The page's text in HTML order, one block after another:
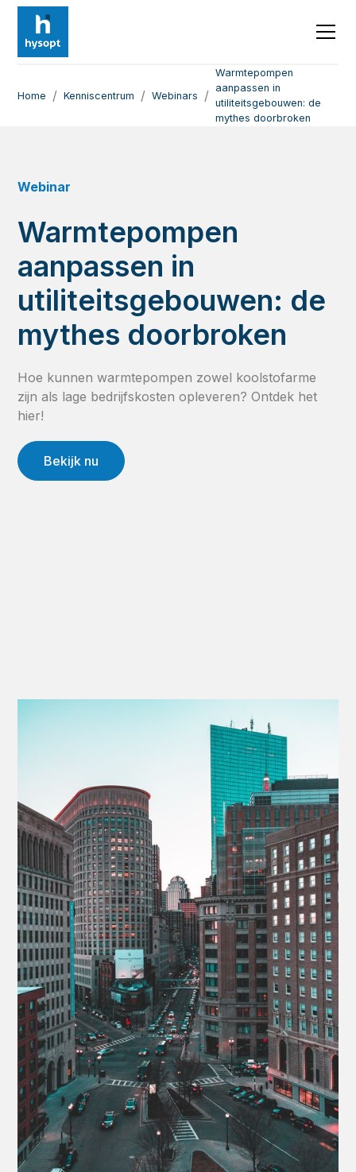
Home / Kenniscentrum / Webinars /
Warmtepompen
aanpassen in
utiliteitsgebouwen: de
mythes doorbroken
Webinar
Warmtepompen
aanpassen in
utiliteitsgebouwen: de
mythes doorbroken
Hoe kunnen warmtepompen zowel koolstofarme
zijn als lage bedrijfskosten opleveren? Ontdek het
hier!
Bekijk nu